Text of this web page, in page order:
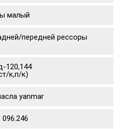
малый
передней рессоры
120,144
к,п/к)
yanmar